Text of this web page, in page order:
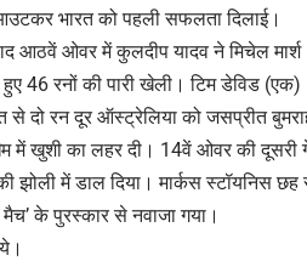
भारत को पहली सफलता दिलाई।
आठवें ओवर में कुलदीप यादव ने मिचेल मार्श
46 रनों की पारी खेली। टिम डेविड (एक)
दो रन दूर ऑस्ट्रेलिया को जसप्रीत
में खुशी का लहर दी। 14वें ओवर की दूसरी
में डाल दिया। मार्कस स्टॉयनिस छह
के पुरस्कार से नवाजा गया।